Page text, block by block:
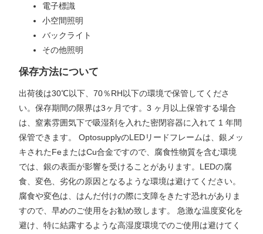
電子標識
小空間照明
バックライト
その他照明
保存方法について
出荷後は30℃以下、70％RH以下の環境で保管してくださ
い。保存期間の限界は3ヶ月です。3 ヶ月以上保管する場合
は、窒素雰囲気下で吸湿剤を入れた密閉容器に入れて 1 年間
保管できます。 OptosupplyのLEDリードフレームは、銀メッ
キされたFeまたはCu合金ですので、腐食性物質を含む環境
では、銀の表面が影響を受けることがあります。LEDの腐
食、変色、劣化の原因となるような環境は避けてください。
腐食や変色は、はんだ付けの際に支障をきたす恐れがありま
すので、早めのご使用をお勧め致します。 急激な温度変化を
避け、特に結露するような高湿度環境でのご使用は避けてく